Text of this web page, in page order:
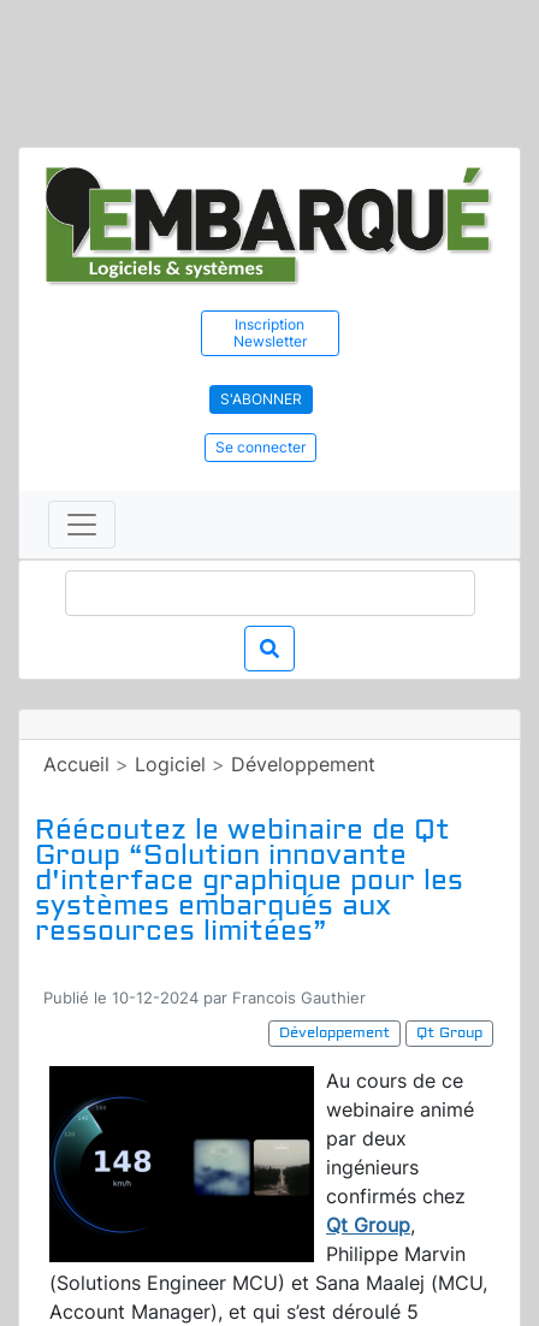
Inscription
Newsletter
S'ABONNER
Se connecter
Accueil > Logiciel > Développement
Réécoutez le webinaire de Qt
Group “Solution innovante
d'interface graphique pour les
systèmes embarqués aux
ressources limitées”
Publié le 10-12-2024 par Francois Gauthier
Développement
Qt Group
Au cours de ce
webinaire animé
par deux
ingénieurs
confirmés chez
Qt Group,
Philippe Marvin
(Solutions Engineer MCU) et Sana Maalej (MCU,
Account Manager), et qui s’est déroulé 5